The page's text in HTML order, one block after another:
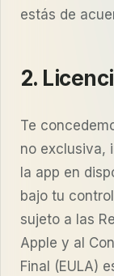
estás de
2.
Te
no exclusiva,
la app en
bajo tu
sujeto a las
Apple y al
Final (EULA)